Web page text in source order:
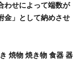
わせによって端数が
金」として納めさせ
焼物 焼き物 食器 器